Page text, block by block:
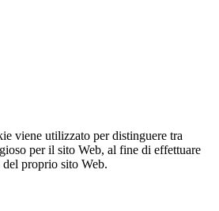
viene utilizzato per distinguere tra
per il sito Web, al fine di effettuare
proprio sito Web.